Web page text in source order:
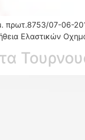
πρωτ.8753/07-06-
Ελαστικών